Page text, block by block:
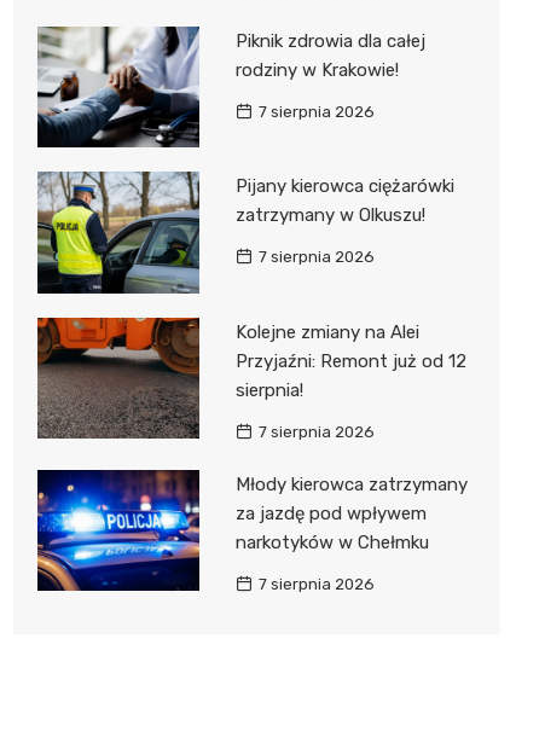
Piknik zdrowia dla całej
rodziny w Krakowie!
7 sierpnia 2026
Pijany kierowca ciężarówki
zatrzymany w Olkuszu!
7 sierpnia 2026
Kolejne zmiany na Alei
Przyjaźni: Remont już od 12
sierpnia!
7 sierpnia 2026
Młody kierowca zatrzymany
za jazdę pod wpływem
narkotyków w Chełmku
7 sierpnia 2026